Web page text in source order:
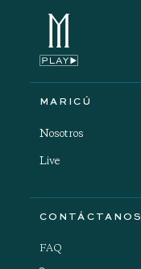
MARICÚ
Nosotros
Live
CONTÁCTANOS
FAQ